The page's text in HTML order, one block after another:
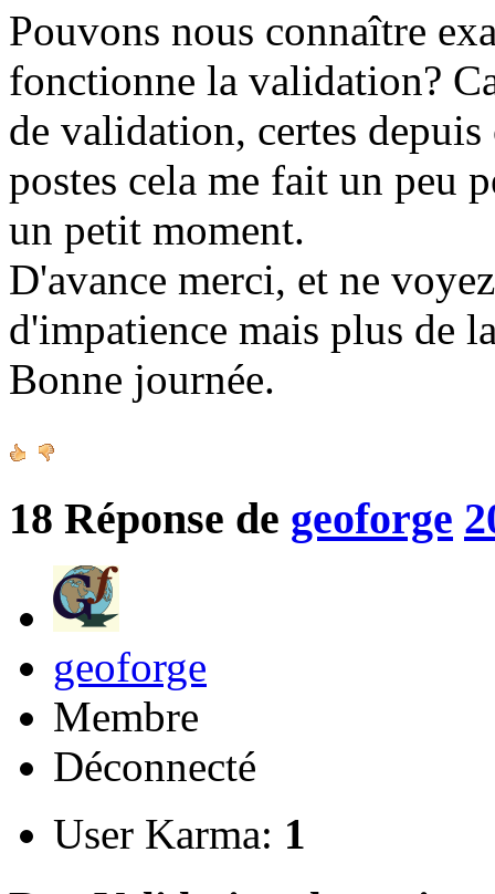
Pouvons nous connaître
fonctionne la validation?
de validation, certes
postes cela me fait un peu
un petit moment.
D'avance merci, et ne
d'impatience mais plus de
Bonne journée.
18 Réponse de geoforge
geoforge
Membre
Déconnecté
User Karma: 1